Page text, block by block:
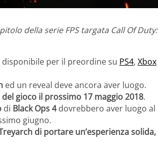
della serie FPS targata Call Of Duty:
disponibile per il preordine su PS4, Xbox
ed un reveal deve ancora aver luogo.
gioco il prossimo 17 maggio 2018.
di Black Ops 4dovrebbero aver luogo al
giugno.
di portare un’esperienza solida,